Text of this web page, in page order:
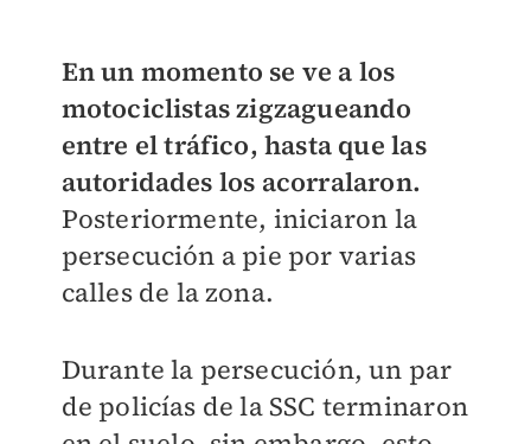
En un momento se ve a los
motociclistas zigzagueando
entre el tráfico, hasta que las
autoridades los acorralaron.
Posteriormente, iniciaron la
persecución a pie por varias
calles de la zona.
Durante la persecución, un par
de policías de la SSC terminaron